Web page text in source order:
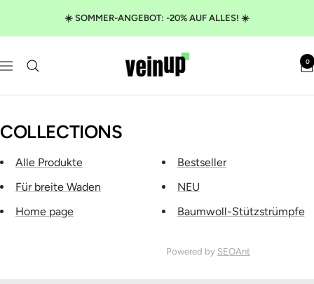
Inhalt
☀️ SOMMER-ANGEBOT: -20% AUF ALLES! ☀️
Navigation
VeinUp 0
COLLECTIONS
Alle Produkte
Für breite Waden
Home page
Bestseller
NEU
Baumwoll-Stützstrümpfe
Powered by SEOAnt